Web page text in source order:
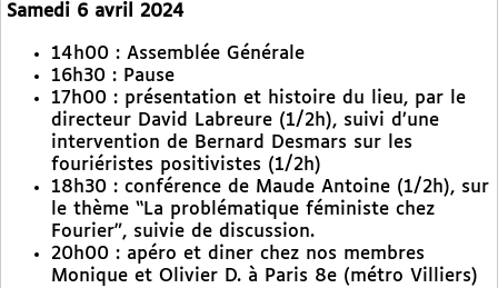
Samedi 6 avril 2024
14h00 : Assemblée Générale
16h30 : Pause
17h00 : présentation et histoire du lieu, par le
directeur David Labreure (1/2h), suivi d’une
intervention de Bernard Desmars sur les
fouriéristes positivistes (1/2h)
18h30 : conférence de Maude Antoine (1/2h), sur
le thème “La problématique féministe chez
Fourier”, suivie de discussion.
20h00 : apéro et diner chez nos membres
Monique et Olivier D. à Paris 8e (métro Villiers)